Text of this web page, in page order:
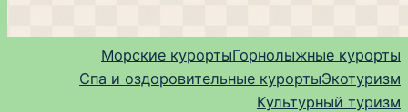
Морские курортыГорнолыжные курорты
Спа и оздоровительные курортыЭкотуризм
Культурный туризм